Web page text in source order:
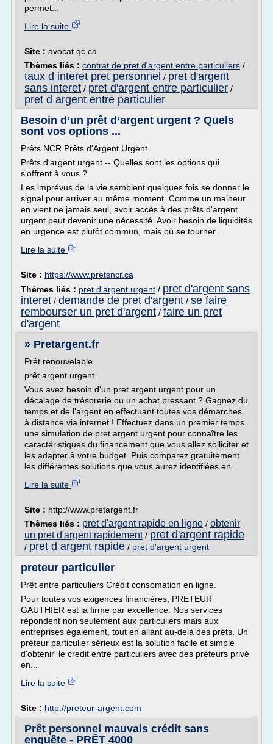
permet...
Lire la suite
Site : avocat.qc.ca
Thèmes liés : contrat de pret d'argent entre particuliers /
taux d interet pret personnel / pret d'argent
sans interet / pret d'argent entre particulier /
pret d argent entre particulier
Besoin d’un prêt d’argent urgent ? Quels
sont vos options ...
Prêts NCR Prêts d'Argent Urgent
Prêts d'argent urgent -- Quelles sont les options qui
s'offrent à vous ?
Les imprévus de la vie semblent quelques fois se donner le
signal pour arriver au même moment. Comme un malheur
en vient ne jamais seul, avoir accès à des prêts d'argent
urgent peut devenir une nécessité. Avoir besoin de liquidités
en urgence est plutôt commun, mais où se tourner...
Lire la suite
Site : https://www.pretsncr.ca
Thèmes liés : pret d'argent urgent / pret d'argent sans
interet / demande de pret d'argent / se faire
rembourser un pret d'argent / faire un pret
d'argent
» Pretargent.fr
Prêt renouvelable
prêt argent urgent
Vous avez besoin d'un pret argent urgent pour un
décalage de trésorerie ou un achat pressant ? Gagnez du
temps et de l'argent en effectuant toutes vos démarches
à distance via internet ! Effectuez dans un premier temps
une simulation de pret argent urgent pour connaître les
caractéristiques du financement que vous allez solliciter et
les adapter à votre budget. Puis comparez gratuitement
les différentes solutions que vous aurez identifiées en...
Lire la suite
Site : http://www.pretargent.fr
Thèmes liés : pret d'argent rapide en ligne / obtenir
un pret d'argent rapidement/ pret d'argent rapide
/ pret d argent rapide / pret d'argent urgent
preteur particulier
Prêt entre particuliers Crédit consomation en ligne.
Pour toutes vos exigences financières, PRETEUR
GAUTHIER est la firme par excellence. Nos services
répondent non seulement aux particuliers mais aux
entreprises également, tout en allant au-delà des prêts. Un
prêteur particulier sérieux est la solution facile et simple
d'obtenir' le credit entre particuliers avec des prêteurs privé
en...
Lire la suite
Site : http://preteur-argent.com
Prêt personnel mauvais crédit sans
enquête - PRÊT 4000